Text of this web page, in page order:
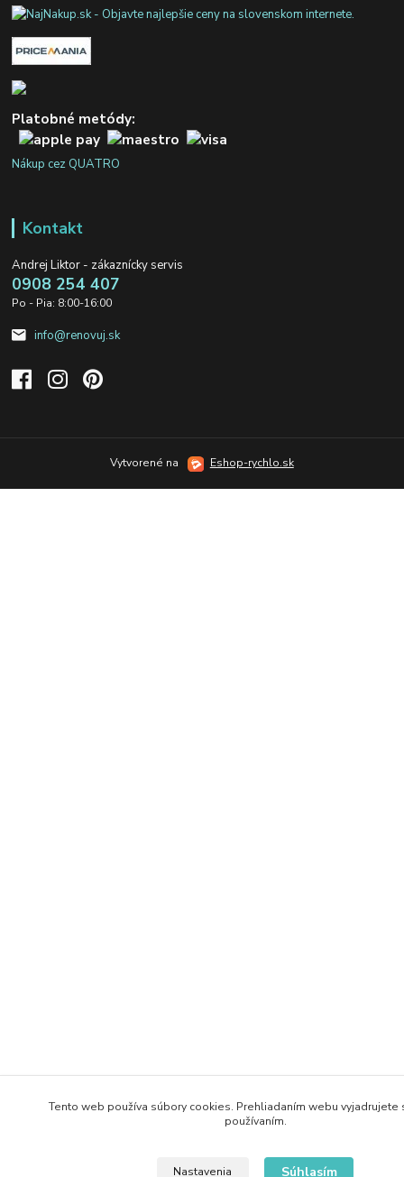
Platobné metódy:
Nákup cez QUATRO
Kontakt
Andrej Liktor - zákaznícky servis
0908 254 407
Po - Pia: 8:00-16:00
info@renovuj.sk
Vytvorené na Eshop-rychlo.sk
Tento web používa súbory cookies. Prehliadaním webu vyjadrujete
používaním.
Nastavenia Súhlasím